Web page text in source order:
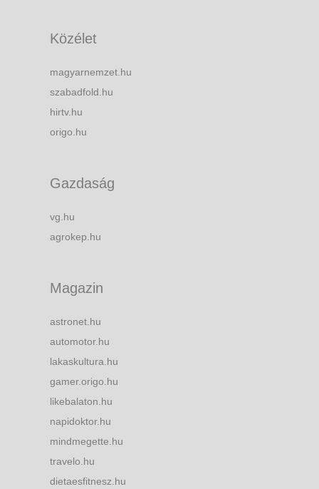
Közélet
magyarnemzet.hu
szabadfold.hu
hirtv.hu
origo.hu
Gazdaság
vg.hu
agrokep.hu
Magazin
astronet.hu
automotor.hu
lakaskultura.hu
gamer.origo.hu
likebalaton.hu
napidoktor.hu
mindmegette.hu
travelo.hu
dietaesfitnesz.hu